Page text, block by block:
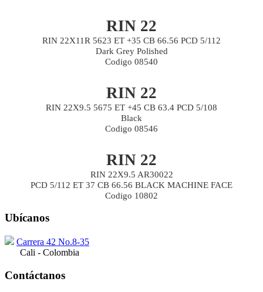
RIN 22
RIN 22X11R 5623 ET +35 CB 66.56 PCD 5/112
Dark Grey Polished
Codigo 08540
RIN 22
RIN 22X9.5 5675 ET +45 CB 63.4 PCD 5/108
Black
Codigo 08546
RIN 22
RIN 22X9.5 AR30022
PCD 5/112 ET 37 CB 66.56 BLACK MACHINE FACE
Codigo 10802
Ubícanos
Carrera 42 No.8-35
Cali - Colombia
Contáctanos